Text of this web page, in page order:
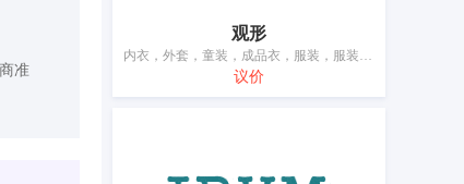
准
观形
内衣，外套，童装，成品衣，服装，服装，服装，服装，服装，鞋，帽，袜，围巾，皮带（服饰用）
议价